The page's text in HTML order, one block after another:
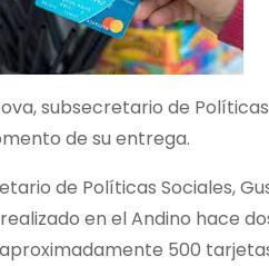
subsecretario de
de su entrega.
de Políticas Sociales,
en el Andino hace
500